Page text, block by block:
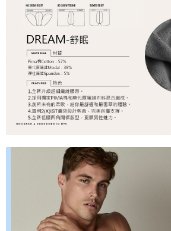
※ 交易是否成功請以「AFTEE先享後付 」之結
是否繳費成功／繳費後需取消欲退款等相關疑問
https://
【注意事項】
１．透過由恩沛科技股份有限公司提供之「
易，需依本服務之必要範圍內提供個人資料，並
權轉讓予恩沛科技股份有限公司。
２．關於個人資料處理事宜，請瀏覽以下網址：
https://aftee.tw/terms/#terms3
３．未成年的使用者請事先徵得法定代理人或監
「AFTEE先享後付」，若未經同意申辦者引起之
４．使用「AFTEE先享後付」時，將依據個別帳
時審查核予不同之上限額度；若仍有額度不足之
請求用戶進行身份認證。
５．嚴禁一人註冊多個帳號或使用他人資訊註冊
恩沛科技股份有限公司將有權停止該用戶之使用
付款後7-11取貨
每筆NT$80，滿NT$1,200(含以上)免運費
每筆NT$85，滿NT$1,200(含以上)免運費
澎湖、金門、馬祖、小琉球、綠島、蘭嶼(
每筆NT$125
郵局快捷(隔天到貨，需先line@客服通知小